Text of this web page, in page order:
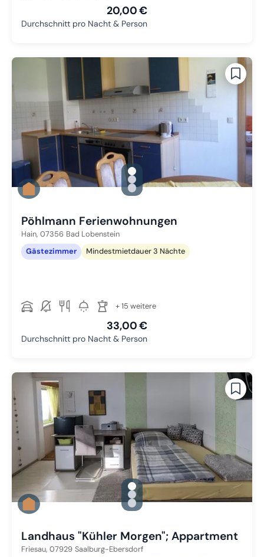
20,00 €
Durchschnitt pro Nacht & Person
gallery.slide_selector
Zu Slide 1 wechseln
Zu Slide 2 wechseln
Zu Slide 3 wechseln
Pöhlmann Ferienwohnungen
Hain, 07356 Bad Lobenstein
Gästezimmer
Mindestmietdauer 3 Nächte
+ 15 weitere
33,00 €
Durchschnitt pro Nacht & Person
gallery.slide_selector
Zu Slide 1 wechseln
Zu Slide 2 wechseln
Zu Slide 3 wechseln
Landhaus "Kühler Morgen"; Appartment
Friesau, 07929 Saalburg-Ebersdorf